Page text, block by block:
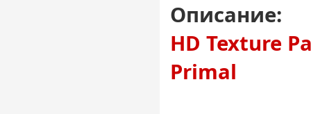
Описание:
HD Texture
Primal